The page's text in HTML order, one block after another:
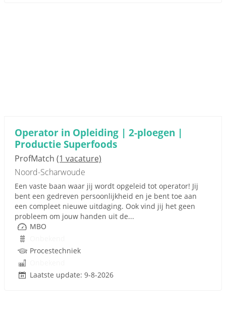
Operator in Opleiding | 2-ploegen |
Productie Superfoods
ProfMatch (1 vacature)
Noord-Scharwoude
Een vaste baan waar jij wordt opgeleid tot operator! Jij
bent een gedreven persoonlijkheid en je bent toe aan
een compleet nieuwe uitdaging. Ook vind jij het geen
probleem om jouw handen uit de...
MBO
Procestechniek
Laatste update: 9-8-2026